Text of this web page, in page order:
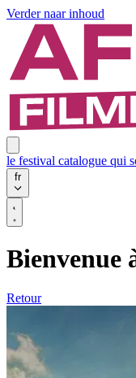
Verder naar inhoud
le festival catalogue qui
fr
Bienvenue
Retour